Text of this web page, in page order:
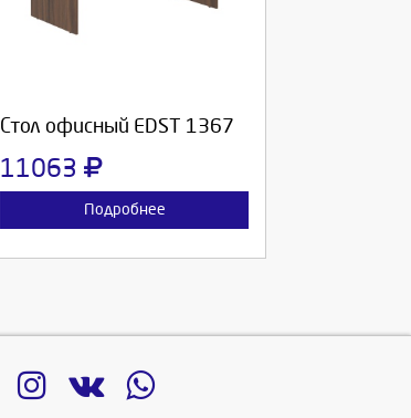
Стол офисный EDST 1367
11063
Подробнее